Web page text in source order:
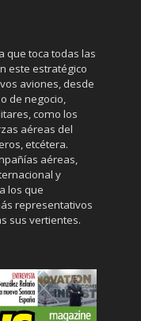
que toca todas las
este estratégico
aviones, desde
de negocio,
como los
aéreas del
etcétera.
aéreas,
y
los que
representativos
sus vertientes.